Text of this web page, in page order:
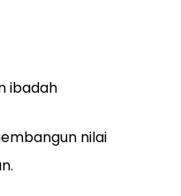
ibadah
nilai